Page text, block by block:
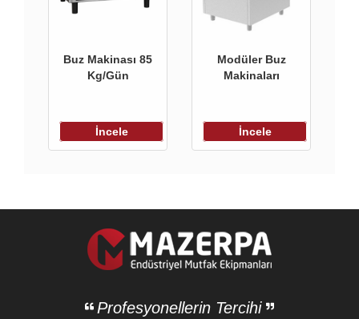
Buz Makinası 85
Kg/Gün
İncele
Modüler Buz
Makinaları
İncele
Profesyonellerin Tercihi